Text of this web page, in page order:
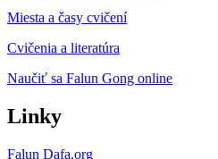
Miesta a časy cvičení
Cvičenia a literatúra
Naučiť sa Falun Gong online
Linky
Falun Dafa.org